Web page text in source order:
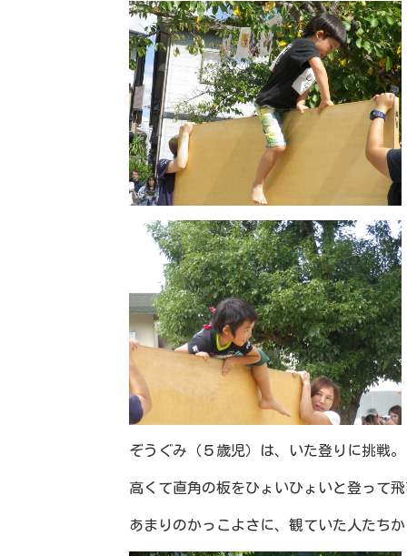
ぞうぐみ（５歳児）は、いた登りに挑戦。
高くて直角の板をひょいひょいと登って飛
あまりのかっこよさに、観ていた人たち